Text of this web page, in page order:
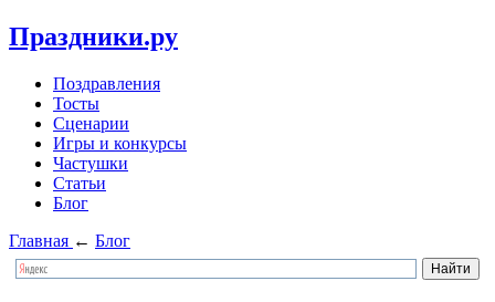
Праздники.ру
Поздравления
Тосты
Сценарии
Игры и конкурсы
Частушки
Статьи
Блог
Главная ← Блог